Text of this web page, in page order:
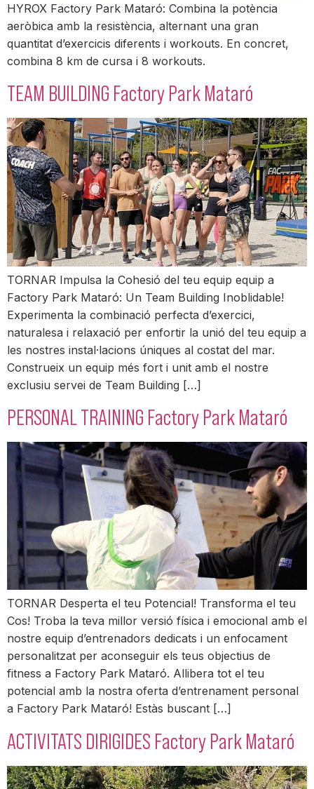
HYROX Factory Park Mataró: Combina la potència
aeròbica amb la resistència, alternant una gran
quantitat d’exercicis diferents i workouts. En concret,
combina 8 km de cursa i 8 workouts.
TEAM BUILDING Factory Park​ Mataró
TORNAR Impulsa la Cohesió del teu equip equip a
Factory Park Mataró: Un Team Building Inoblidable!
Experimenta la combinació perfecta d’exercici,
naturalesa i relaxació per enfortir la unió del teu equip a
les nostres instal·lacions úniques al costat del mar.
Construeix un equip més fort i unit amb el nostre
exclusiu servei de Team Building […]
PERSONAL TRAINING Factory Park Mataró
TORNAR Desperta el teu Potencial! Transforma el teu
Cos! Troba la teva millor versió física i emocional amb el
nostre equip d’entrenadors dedicats i un enfocament
personalitzat per aconseguir els teus objectius de
fitness a Factory Park Mataró. Allibera tot el teu
potencial amb la nostra oferta d’entrenament personal
a Factory Park Mataró! Estàs buscant […]
ACTIVITATS DIRIGIDES Factory Park Mataró